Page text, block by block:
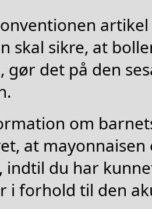
artikel
skal sikre, at
gør det på den
om
at
indtil du har
i forhold til den